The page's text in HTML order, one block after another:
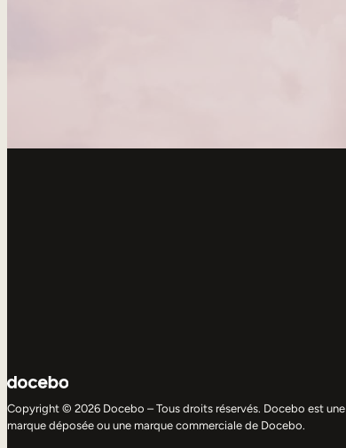
Copyright © 2026 Docebo – Tous droits réservés. Docebo est une
marque déposée ou une marque commerciale de Docebo.